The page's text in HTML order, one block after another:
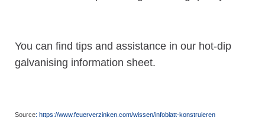
You can find tips and assistance in our hot-dip
galvanising information sheet.
Source: https://www.feuerverzinken.com/wissen/infoblatt-konstruieren